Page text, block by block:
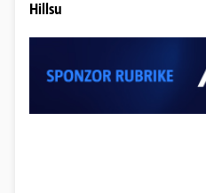
Hillsu